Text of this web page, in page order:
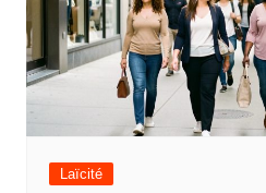
Laïcité